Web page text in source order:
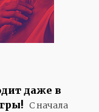
даже в
С начала